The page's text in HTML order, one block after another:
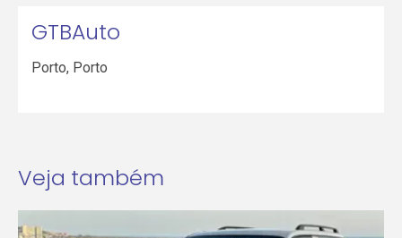
GTBAuto
Porto, Porto
Veja também